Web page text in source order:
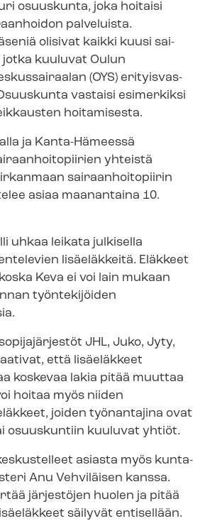
osuuskunta, joka hoitaisi
palveluista.
olisivat kaikki kuusi sai­
kuuluvat Oulun
(OYS) eri­tyis­vas­
vastaisi esimerkiksi
hoitamisesta.
ja Kanta-Hämeessä
yhteistä
sai­raan­hoi­to­pii­rin
asiaa maanantaina 10.
uhkaa leikata julkisella
lisäeläkkeitä. Eläkkeet
Keva ei voi lain mukaan
työntekijöiden
JHL, Juko, Jyty,
että lisäeläkkeet
koskevaa lakia pitää muuttaa
hoitaa myös niiden
joiden työnantajina ovat
osuuskuntiin kuuluvat yhtiöt.
asiasta myös kunta-
Anu Vehviläisen kanssa.
järjestöjen huolen ja pitää
säilyvät entisellään.